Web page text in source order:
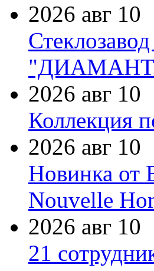
2026 авг 10
2026 авг 10
Коллекция
2026 авг 10
Новинка от
Nouvelle
2026 авг 10
21